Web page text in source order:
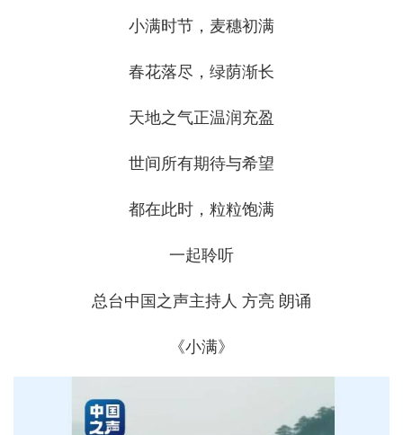
小满时节，麦穗初满
春花落尽，绿荫渐长
天地之气正温润充盈
世间所有期待与希望
都在此时，粒粒饱满
一起聆听
总台中国之声主持人 方亮 朗诵
《小满》